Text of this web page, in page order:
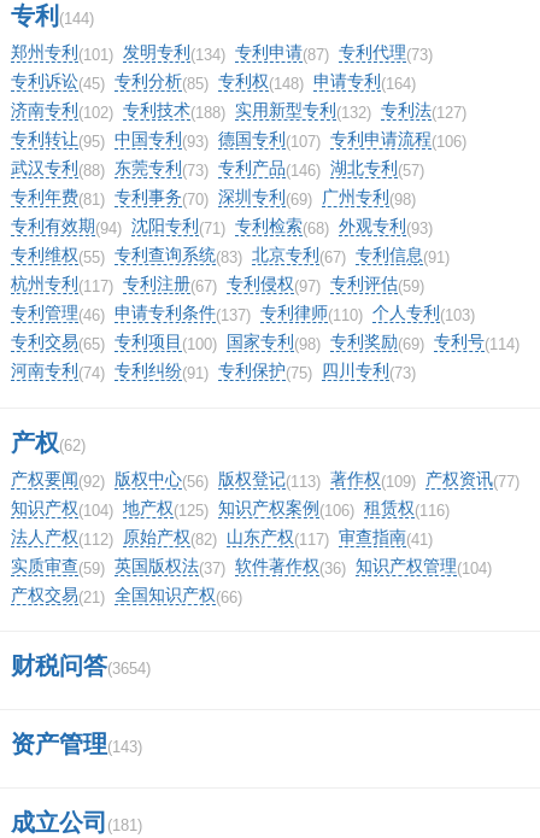
专利 (144)
郑州专利 (101) 发明专利 (134) 专利申请(87) 专利代理(73)
专利诉讼(45) 专利分析(85) 专利权(148) 申请专利 (164)
济南专利 (102) 专利技术(188) 实用新型专利 (132) 专利法(127)
专利转让(95) 中国专利 (93) 德国专利 (107) 专利申请流程(106)
武汉专利 (88) 东莞专利 (73) 专利产品(146) 湖北专利 (57)
专利年费(81) 专利事务(70) 深圳专利 (69) 广州专利 (98)
专利有效期(94) 沈阳专利 (71) 专利检索(68) 外观专利 (93)
专利维权(55) 专利查询系统(83) 北京专利 (67) 专利信息(91)
杭州专利 (117) 专利注册(67) 专利侵权(97) 专利评估(59)
专利管理(46) 申请专利条件(137) 专利律师(110) 个人专利 (103)
专利交易(65) 专利项目 (100) 国家专利 (98) 专利奖励(69) 专利号(114)
河南专利 (74) 专利纠纷(91) 专利保护(75) 四川专利 (73)
产权(62)
产权要闻(92) 版权中心(56) 版权登记(113) 著作权(109) 产权资讯(77)
知识产权(104) 地产权(125) 知识产权案例 (106) 租赁权(116)
法人产权(112) 原始产权(82) 山东产权(117) 审查指南(41)
实质审查(59) 英国版权法(37) 软件著作权(36) 知识产权管理(104)
产权交易(21) 全国知识产权(66)
财税问答(3654)
资产管理(143)
成立公司 (181)